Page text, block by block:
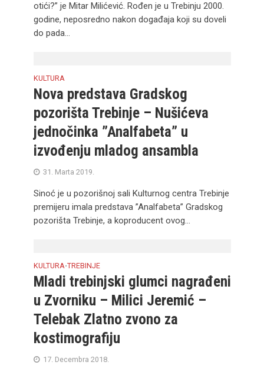
otići?” je Mitar Milićević. Rođen je u Trebinju 2000.
godine, neposredno nakon događaja koji su doveli
do pada...
KULTURA
Nova predstava Gradskog
pozorišta Trebinje – Nušićeva
jednočinka ”Analfabeta” u
izvođenju mladog ansambla
31. Marta 2019.
Sinoć je u pozorišnoj sali Kulturnog centra Trebinje
premijeru imala predstava ”Analfabeta” Gradskog
pozorišta Trebinje, a koproducent ovog...
KULTURA•TREBINJE
Mladi trebinjski glumci nagrađeni
u Zvorniku – Milici Jeremić –
Telebak Zlatno zvono za
kostimografiju
17. Decembra 2018.